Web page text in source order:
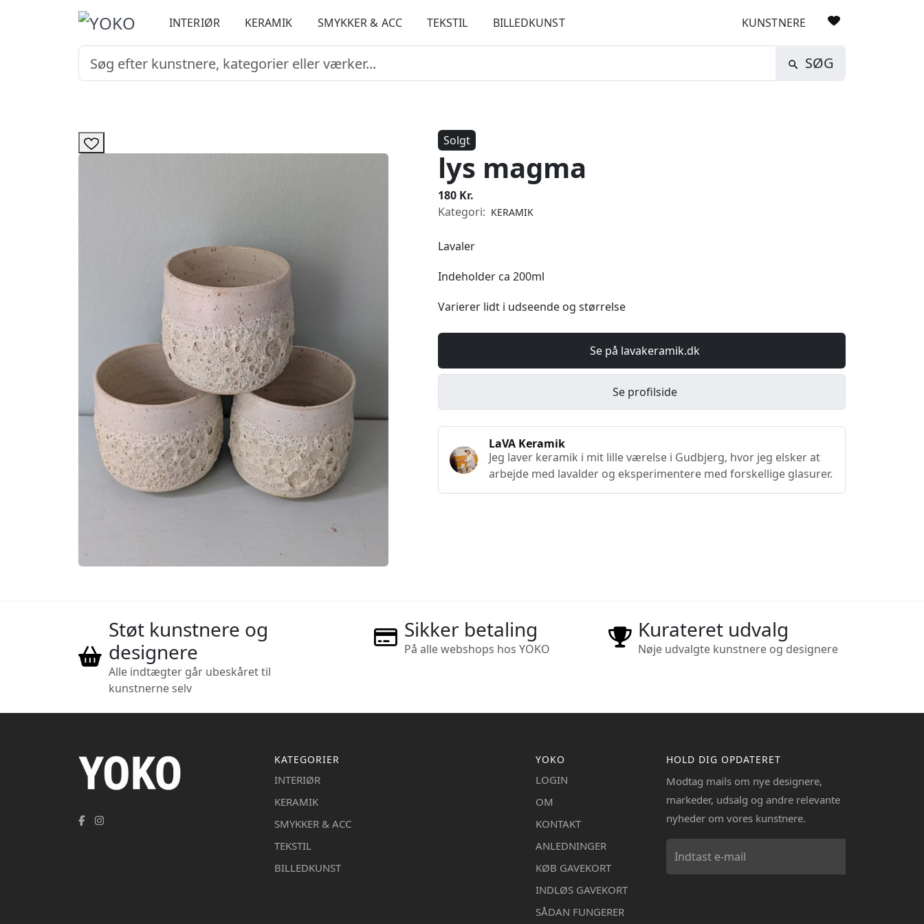
INTERIØR KERAMIK SMYKKER & ACC TEKSTIL BILLEDKUNST KUNSTNERE
SØG
Solgt
lys magma
180 Kr.
Kategori: KERAMIK
Lavaler
Indeholder ca 200ml
Varierer lidt i udseende og størrelse
Se på lavakeramik.dk
Se profilside
LaVA Keramik
Jeg laver keramik i mit lille værelse i Gudbjerg, hvor jeg elsker at
arbejde med lavalder og eksperimentere med forskellige glasurer.
Støt kunstnere og
designere
Alle indtægter går ubeskåret til
kunstnerne selv
Sikker betaling
På alle webshops hos YOKO
Kurateret udvalg
Nøje udvalgte kunstnere og designere
KATEGORIER
INTERIØR
KERAMIK
SMYKKER & ACC
TEKSTIL
BILLEDKUNST
YOKO
LOGIN
OM
KONTAKT
ANLEDNINGER
KØB GAVEKORT
INDLØS GAVEKORT
SÅDAN FUNGERER
HOLD DIG OPDATERET
Modtag mails om nye designere,
markeder, udsalg og andre relevante
nyheder om vores kunstnere.